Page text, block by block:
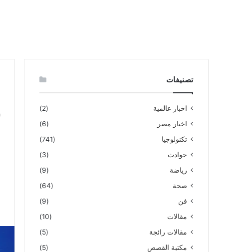
تصنيفات
اخبار عالمية
(2)
اخبار مصر
(6)
تكنولوجيا
(741)
حوادث
(3)
رياضة
(9)
صحة
(64)
فن
(9)
مقالات
(10)
مقالات رائجة
(5)
مكتبة القصص
(5)